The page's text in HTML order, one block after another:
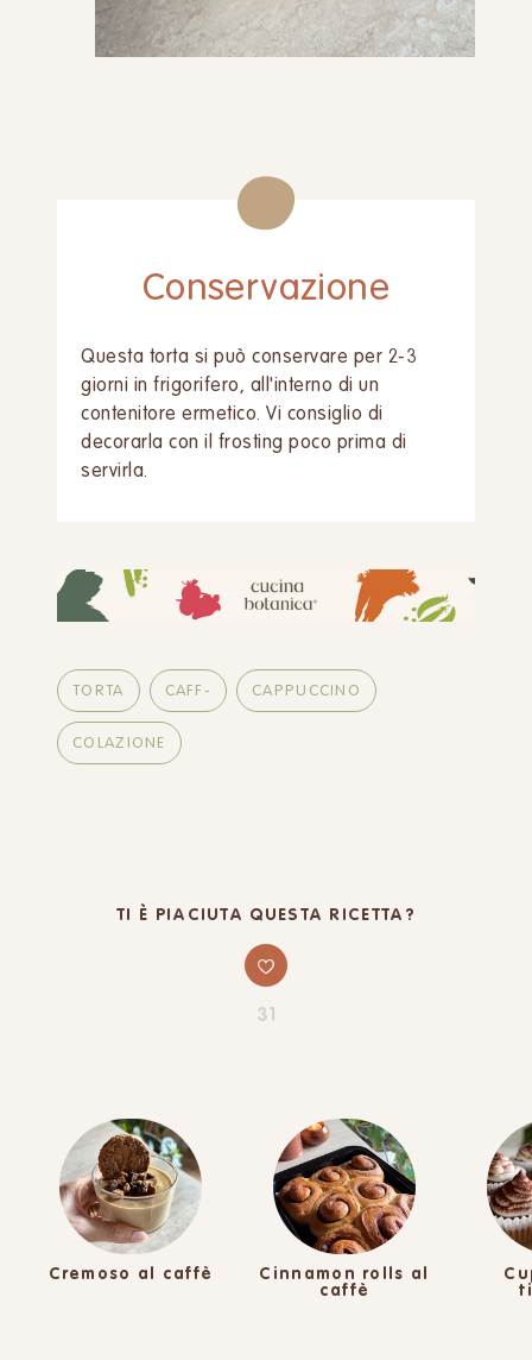
Conservazione
Questa torta si può conservare per 2-3
giorni in frigorifero, all'interno di un
contenitore ermetico. Vi consiglio di
decorarla con il frosting poco prima di
servirla.
TORTA CAFF- CAPPUCCINO
COLAZIONE
TI È PIACIUTA QUESTA RICETTA?
31
Cremoso al caffè
Cinnamon rolls al
caffè